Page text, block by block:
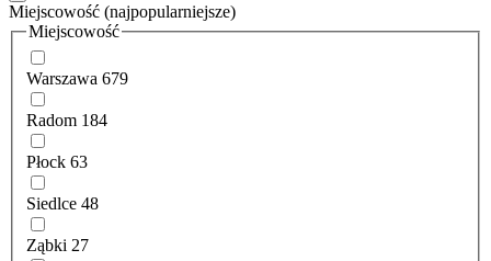
Miejscowość (najpopularniejsze)
Miejscowość
Warszawa 679
Radom 184
Płock 63
Siedlce 48
Ząbki 27